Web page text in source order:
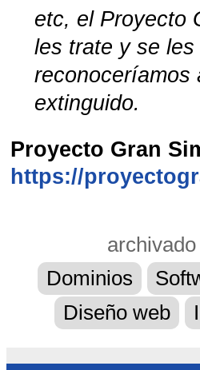
etc, el Proyecto
les trate y se
reconoceríamos
extinguido.
Proyecto Gran
https://
archivado
Dominios
Diseño web